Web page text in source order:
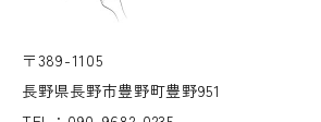
〒389-1105
長野県長野市豊野町豊野951